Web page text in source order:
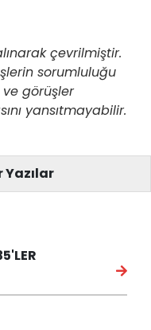
çevrilmiştir.
sorumluluğu
ve görüşler
yansıtmayabilir.